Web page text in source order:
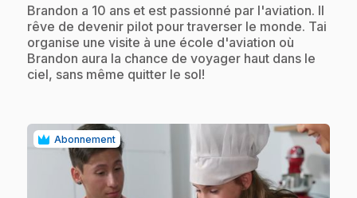
.Brandon a 10 ans et est passionné par l'aviation. Il
rêve de devenir pilot pour traverser le monde. Tai
organise une visite à une école d'aviation où
Brandon aura la chance de voyager haut dans le
ciel, sans même quitter le sol!
Abonnement